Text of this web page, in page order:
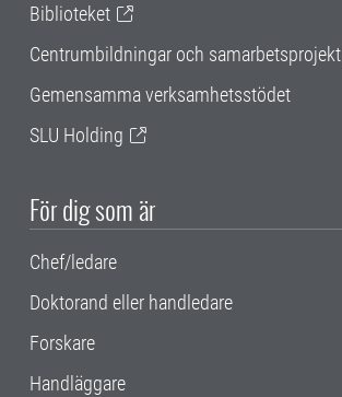
Biblioteket
Centrumbildningar och samarbetsprojekt
Gemensamma verksamhetsstödet
SLU Holding
För dig som är
Chef/ledare
Doktorand eller handledare
Forskare
Handläggare